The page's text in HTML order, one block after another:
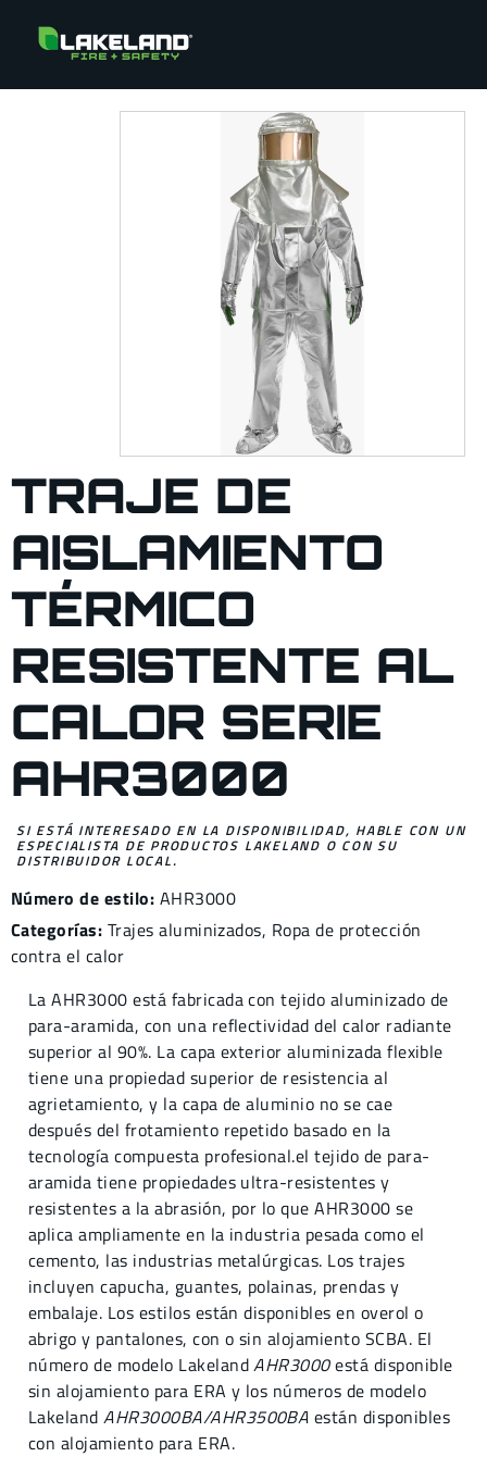
TRAJE DE
AISLAMIENTO
TÉRMICO
RESISTENTE AL
CALOR SERIE
AHR3000
SI ESTÁ INTERESADO EN LA DISPONIBILIDAD, HABLE CON UN
ESPECIALISTA DE PRODUCTOS LAKELAND O CON SU
DISTRIBUIDOR LOCAL.
Número de estilo: AHR3000
Categorías: Trajes aluminizados, Ropa de protección
contra el calor
La AHR3000 está fabricada con tejido aluminizado de
para-aramida, con una reflectividad del calor radiante
superior al 90%. La capa exterior aluminizada flexible
tiene una propiedad superior de resistencia al
agrietamiento, y la capa de aluminio no se cae
después del frotamiento repetido basado en la
tecnología compuesta profesional.el tejido de para-
aramida tiene propiedades ultra-resistentes y
resistentes a la abrasión, por lo que AHR3000 se
aplica ampliamente en la industria pesada como el
cemento, las industrias metalúrgicas. Los trajes
incluyen capucha, guantes, polainas, prendas y
embalaje. Los estilos están disponibles en overol o
abrigo y pantalones, con o sin alojamiento SCBA. El
número de modelo LakelandAHR3000está disponible
sin alojamiento para ERA y los números de modelo
LakelandAHR3000BA/AHR3500BA están disponibles
con alojamiento para ERA.